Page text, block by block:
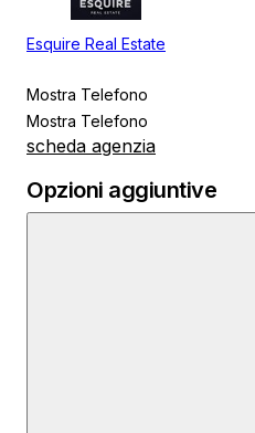
Esquire Real Estate
Mostra Telefono
Mostra Telefono
scheda agenzia
Opzioni aggiuntive